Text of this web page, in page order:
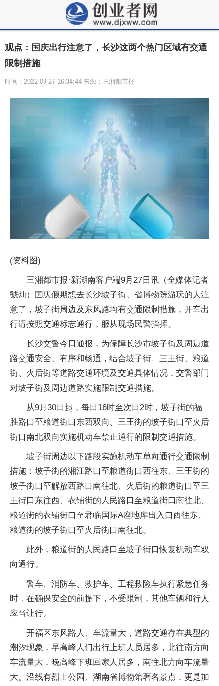
观点：国庆出行注意了，长沙这两个热门区域有交通
限制措施
时间：2022-09-27 16:34:44 来源：三湘都市报
(资料图)
三湘都市报·新湖南客户端9月27日讯（全媒体记者
虢灿）国庆假期想去长沙坡子街、省博物院游玩的人注
意了，坡子街周边及东风路均有交通限制措施，开车出
行请按照交通标志通行，服从现场民警指挥。
长沙交警今日通报，为保障长沙市坡子街及周边道
路交通安全、有序和畅通，结合坡子街、三王街、粮道
街、火后街等道路交通环境及交通具体情况，交警部门
对坡子街及周边道路实施限制交通措施。
从9月30日起，每日16时至次日2时，坡子街的福
胜路口至粮道街口东西双向、三王街的坡子街口至火后
街口南北双向实施机动车禁止通行的限制交通措施。
坡子街周边以下路段实施机动车单向通行交通限制
措施：坡子街的湘江路口至粮道街口西往东、三王街的
坡子街口至解放西路口南往北、火后街的粮道街口至三
王街口东往西、衣铺街的人民路口至粮道街口南往北、
粮道街的衣铺街口至君临国际A座地库出入口西往东、
粮道街的坡子街口至火后街口南往北。
此外，粮道街的人民路口至坡子街口恢复机动车双
向通行。
警车、消防车、救护车、工程救险车执行紧急任务
时，在确保安全的前提下，不受限制，其他车辆和行人
应当让行。
开福区东风路人、车流量大，道路交通存在典型的
潮汐现象，早高峰人们出行上班人员居多，北往南方向
车流量大，晚高峰下班回家人居多，南往北方向车流量
大。沿线有烈士公园、湖南省博物馆著名景点，更是加